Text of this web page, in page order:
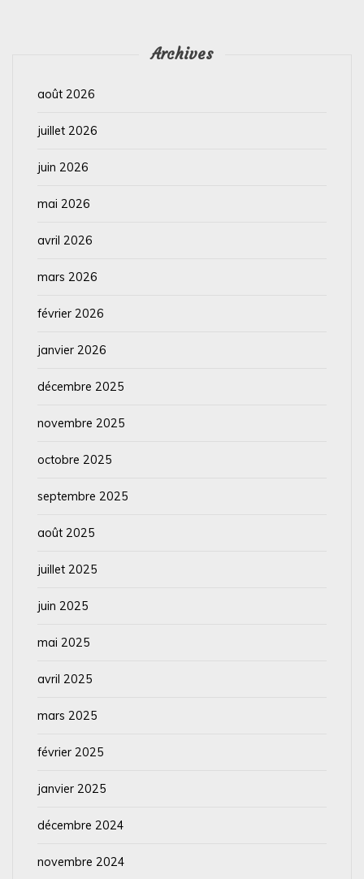
Archives
août 2026
juillet 2026
juin 2026
mai 2026
avril 2026
mars 2026
février 2026
janvier 2026
décembre 2025
novembre 2025
octobre 2025
septembre 2025
août 2025
juillet 2025
juin 2025
mai 2025
avril 2025
mars 2025
février 2025
janvier 2025
décembre 2024
novembre 2024